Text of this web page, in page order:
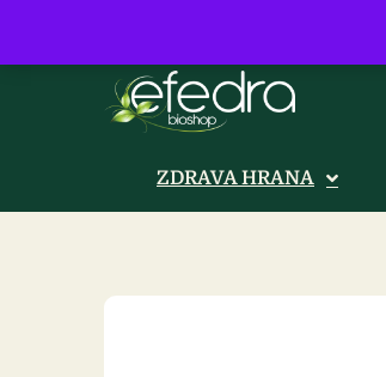
Bulevar Mihajla
ZDRAVA HRANA